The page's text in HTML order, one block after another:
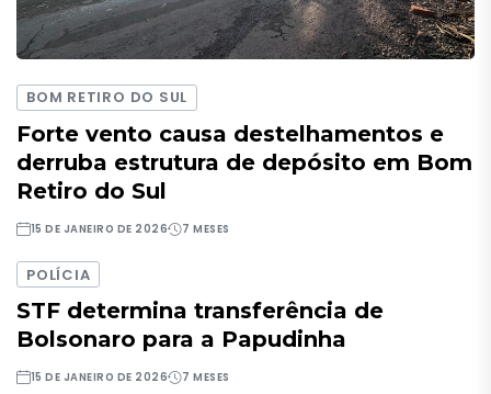
BOM RETIRO DO SUL
Forte vento causa destelhamentos e
derruba estrutura de depósito em Bom
Retiro do Sul
15 DE JANEIRO DE 2026 7 MESES
POLÍCIA
STF determina transferência de
Bolsonaro para a Papudinha
15 DE JANEIRO DE 2026 7 MESES